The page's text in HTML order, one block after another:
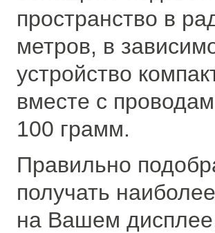
пространство в
метров, в
устройство
вместе с
100 грамм.
Правильно
получать
на Вашем